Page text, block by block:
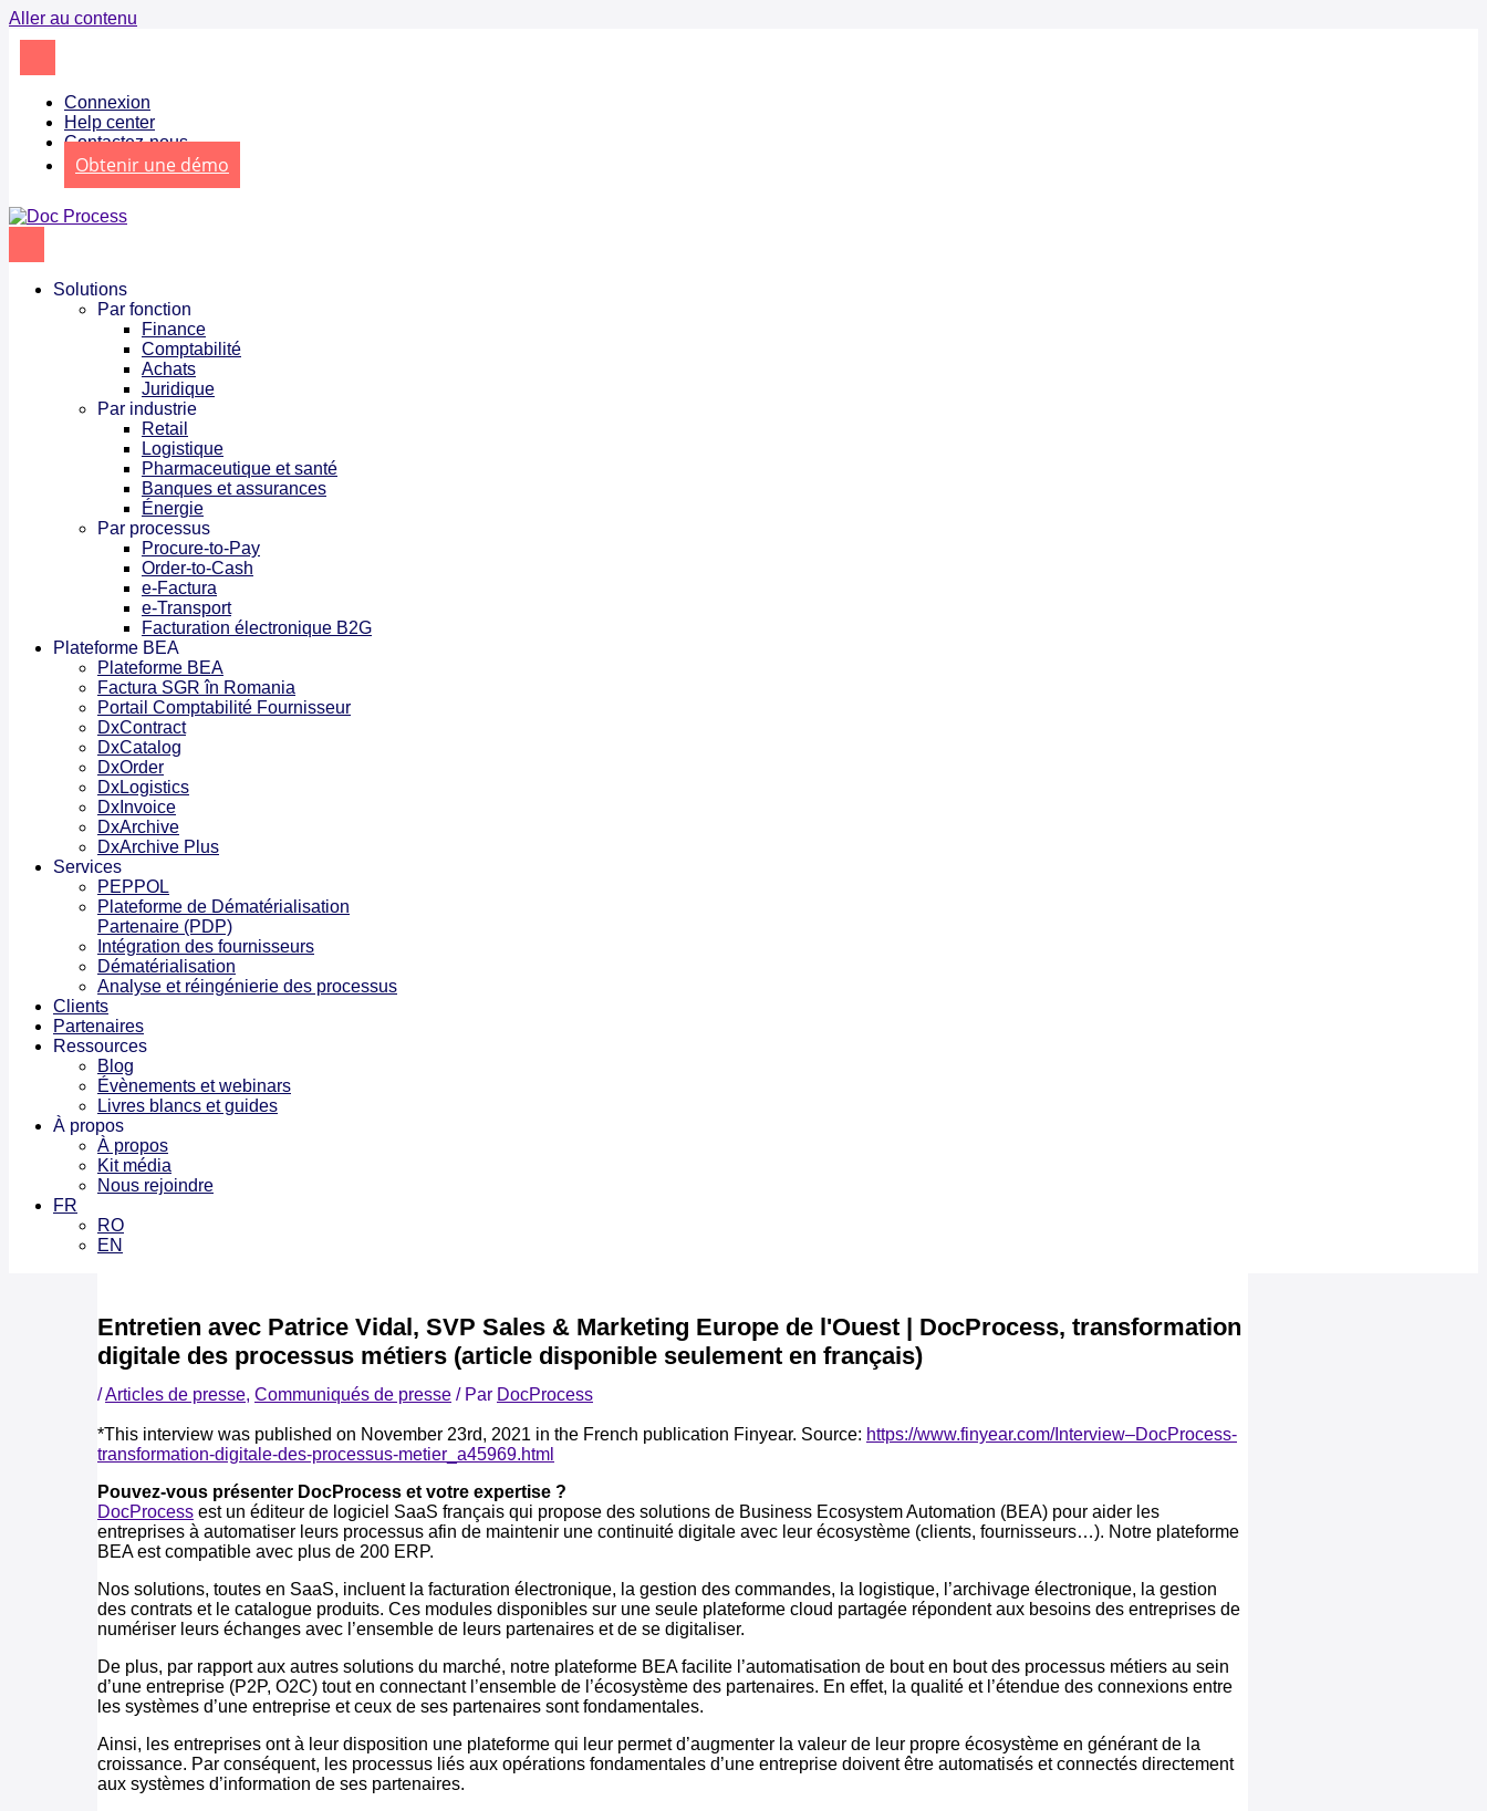
Aller au contenu
Connexion
Help center
Contactez-nous
Obtenir une démo
Solutions
Par fonction
Finance
Comptabilité
Achats
Juridique
Par industrie
Retail
Logistique
Pharmaceutique et santé
Banques et assurances
Énergie
Par processus
Procure-to-Pay
Order-to-Cash
e-Factura
e-Transport
Facturation électronique B2G
Plateforme BEA
Plateforme BEA
Factura SGR în Romania
Portail Comptabilité Fournisseur
DxContract
DxCatalog
DxOrder
DxLogistics
DxInvoice
DxArchive
DxArchive Plus
Services
PEPPOL
Plateforme de Dématérialisation
Partenaire (PDP)
Intégration des fournisseurs
Dématérialisation
Analyse et réingénierie des processus
Clients
Partenaires
Ressources
Blog
Évènements et webinars
Livres blancs et guides
À propos
À propos
Kit média
Nous rejoindre
FR
RO
EN
Entretien avec Patrice Vidal, SVP Sales & Marketing Europe de l'Ouest | DocProcess, transformation
digitale des processus métiers (article disponible seulement en français)
/Articles de presse, Communiqués de presse / Par DocProcess
*This interview was published on November 23rd, 2021 in the French publication Finyear. Source: https://www.finyear.com/Interview–DocProcess-
transformation-digitale-des-processus-metier_a45969.html
Pouvez-vous présenter DocProcess et votre expertise ?
DocProcess est un éditeur de logiciel SaaS français qui propose des solutions de Business Ecosystem Automation (BEA) pour aider les
entreprises à automatiser leurs processus afin de maintenir une continuité digitale avec leur écosystème (clients, fournisseurs…). Notre plateforme
BEA est compatible avec plus de 200 ERP.
Nos solutions, toutes en SaaS, incluent la facturation électronique, la gestion des commandes, la logistique, l’archivage électronique, la gestion
des contrats et le catalogue produits. Ces modules disponibles sur une seule plateforme cloud partagée répondent aux besoins des entreprises de
numériser leurs échanges avec l’ensemble de leurs partenaires et de se digitaliser.
De plus, par rapport aux autres solutions du marché, notre plateforme BEA facilite l’automatisation de bout en bout des processus métiers au sein
d’une entreprise (P2P, O2C) tout en connectant l’ensemble de l’écosystème des partenaires. En effet, la qualité et l’étendue des connexions entre
les systèmes d’une entreprise et ceux de ses partenaires sont fondamentales.
Ainsi, les entreprises ont à leur disposition une plateforme qui leur permet d’augmenter la valeur de leur propre écosystème en générant de la
croissance. Par conséquent, les processus liés aux opérations fondamentales d’une entreprise doivent être automatisés et connectés directement
aux systèmes d’information de ses partenaires.